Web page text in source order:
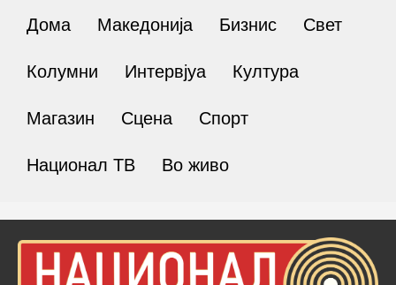
Дома Македонија Бизнис Свет
Колумни Интервјуа Култура
Магазин Сцена Спорт
Национал ТВ Во живо